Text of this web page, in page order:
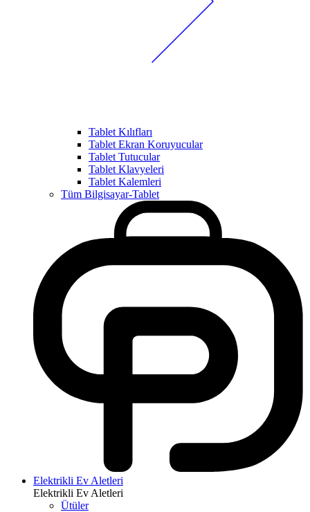
Tablet Kılıfları
Tablet Ekran Koruyucular
Tablet Tutucular
Tablet Klavyeleri
Tablet Kalemleri
Tüm Bilgisayar-Tablet
Elektrikli Ev Aletleri
Elektrikli Ev Aletleri
Ütüler